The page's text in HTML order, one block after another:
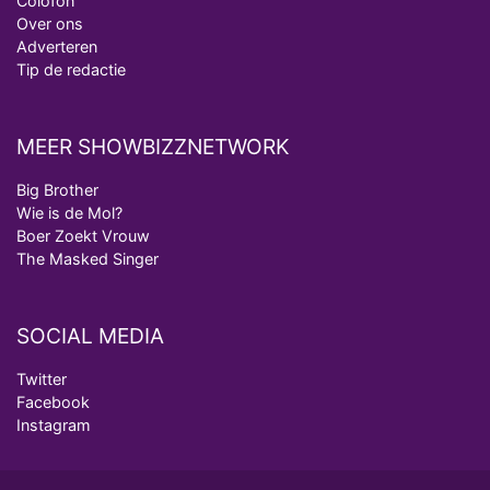
Over ons
Adverteren
Tip de redactie
MEER SHOWBIZZNETWORK
Big Brother
Wie is de Mol?
Boer Zoekt Vrouw
The Masked Singer
SOCIAL MEDIA
Twitter
Facebook
Instagram